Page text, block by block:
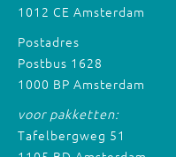
1012 CE Amsterdam
Postadres
Postbus 1628
1000 BP Amsterdam
voor pakketten:
Tafelbergweg 51